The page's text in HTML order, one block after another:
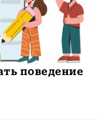
поведение